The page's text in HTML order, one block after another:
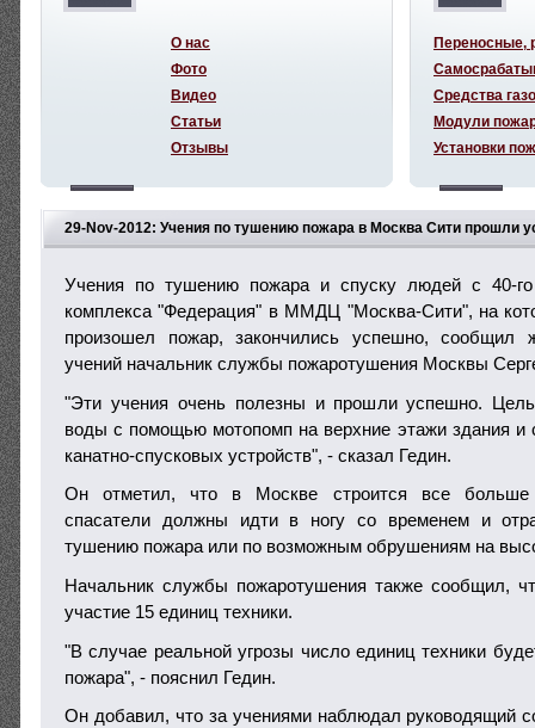
29-Nov-2012: Учения по тушению пожара в Москва Сити прошли
Учения по тушению пожара и спуску людей с 40-
комплекса "Федерация" в ММДЦ "Москва-Сити", на
произошел пожар, закончились успешно, сообщил
учений начальник службы пожаротушения Москвы
"Эти учения очень полезны и прошли успешно.
воды с помощью мотопомп на верхние этажи здания
канатно-спусковых устройств", - сказал Гедин.
Он отметил, что в Москве строится все больше
спасатели должны идти в ногу со временем и
тушению пожара или по возможным обрушениям на
Начальник службы пожаротушения также сообщил,
участие 15 единиц техники.
"В случае реальной угрозы число единиц техники
пожара", - пояснил Гедин.
Он добавил, что за учениями наблюдал руководящий
О нас
Фото
Видео
Статьи
Отзывы
Переносные,
Средства
Модули
Установки